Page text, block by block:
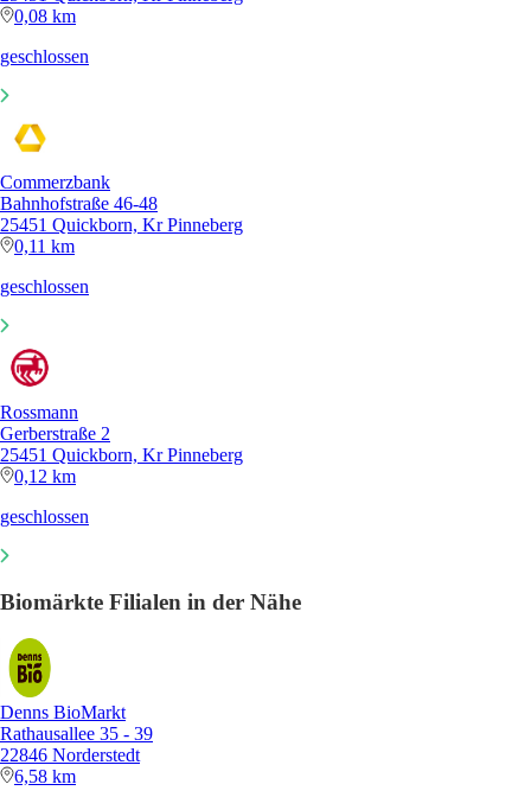
0,08 km
geschlossen
Commerzbank
Bahnhofstraße 46-48
25451 Quickborn, Kr Pinneberg
0,11 km
geschlossen
Rossmann
Gerberstraße 2
25451 Quickborn, Kr Pinneberg
0,12 km
geschlossen
Biomärkte Filialen in der Nähe
Denns BioMarkt
Rathausallee 35 - 39
22846 Norderstedt
6,58 km